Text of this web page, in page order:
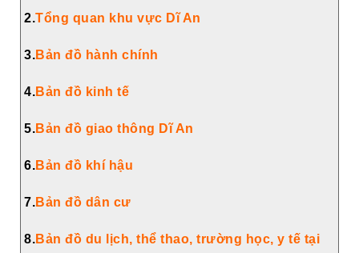
2.Tổng quan khu vực Dĩ An
3.Bản đồ hành chính
4.Bản đồ kinh tế
5.Bản đồ giao thông Dĩ An
6.Bản đồ khí hậu
7.Bản đồ dân cư
8.Bản đồ du lịch, thể thao, trường học, y tế tại